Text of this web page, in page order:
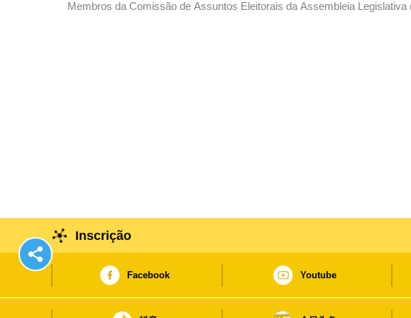
Membros da Comissão de Assuntos Eleitorais da Assembleia
Inscrição
Facebook Youtube